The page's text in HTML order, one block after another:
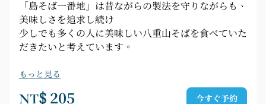
「島そば一番地」は昔ながらの製法を守りながらも、
美味しさを追求し続け
少しでも多くの人に美味しい八重山そばを食べていた
だきたいと考えています。
もっと見る
NT$ 205 今すぐ予約